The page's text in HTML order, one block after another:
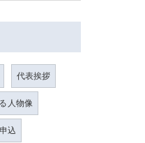
代表挨拶
人物像
込